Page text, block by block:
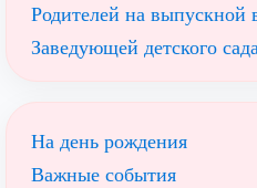
Родителей на выпускной
Заведующей детского сада
На день рождения
Важные события